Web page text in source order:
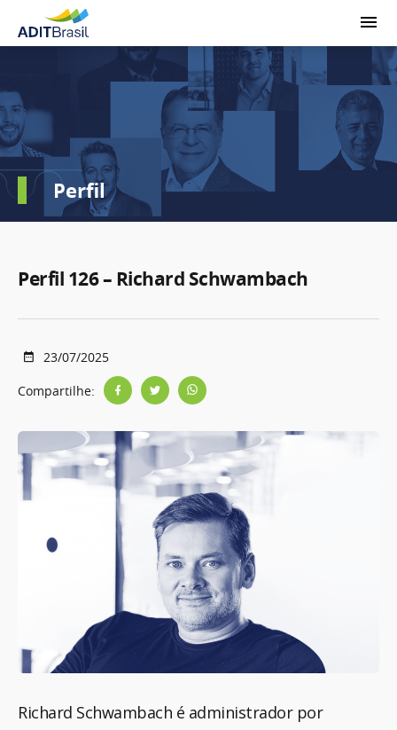
Perfil
Perfil 126 – Richard Schwambach
23/07/2025
Compartilhe:
Richard Schwambach é administrador por